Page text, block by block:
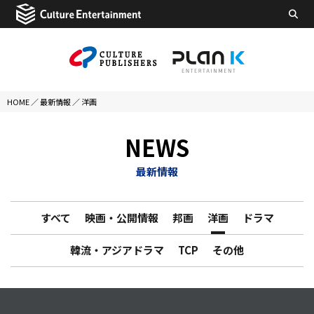
HOME ／最新情報 ／洋画
NEWS
最新情報
すべて 映画・公開情報 邦画 洋画 ドラマ
韓流・アジアドラマ TCP その他